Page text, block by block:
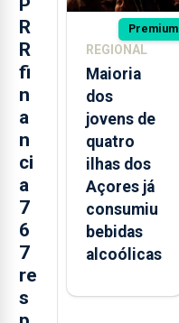
P
R
R
fi
n
a
n
ci
a
7
6
7
re
s
Premium
REGIONAL
Maioria
dos
jovens de
quatro
ilhas dos
Açores já
consumiu
bebidas
alcoólicas